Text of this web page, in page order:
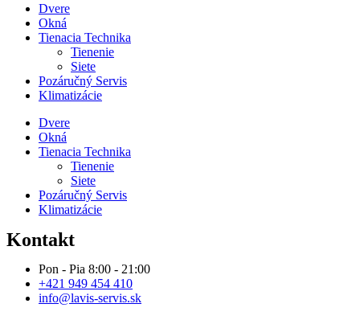
Dvere
Okná
Tienacia Technika
Tienenie
Siete
Pozáručný Servis
Klimatizácie
Dvere
Okná
Tienacia Technika
Tienenie
Siete
Pozáručný Servis
Klimatizácie
Kontakt
Pon - Pia 8:00 - 21:00
+421 949 454 410
info@lavis-servis.sk